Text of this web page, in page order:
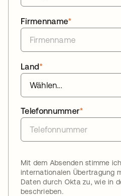
*
Firmenname
*
Land
*
Telefonnummer
Mit dem Absenden stimme
internationalen Übertragung
Daten durch Okta zu, wie in
beschrieben.